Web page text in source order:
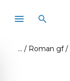
Roman gf